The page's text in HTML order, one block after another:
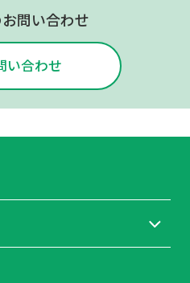
問い合わせ
い合わせ